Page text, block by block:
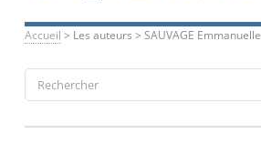
Accueil > Les auteurs > SAUVAGE Emmanuelle